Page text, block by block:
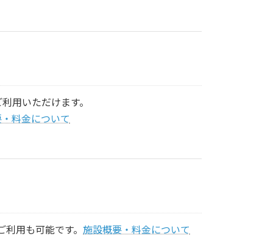
用いただけます。
料金について
用も可能です。 施設概要・料金について